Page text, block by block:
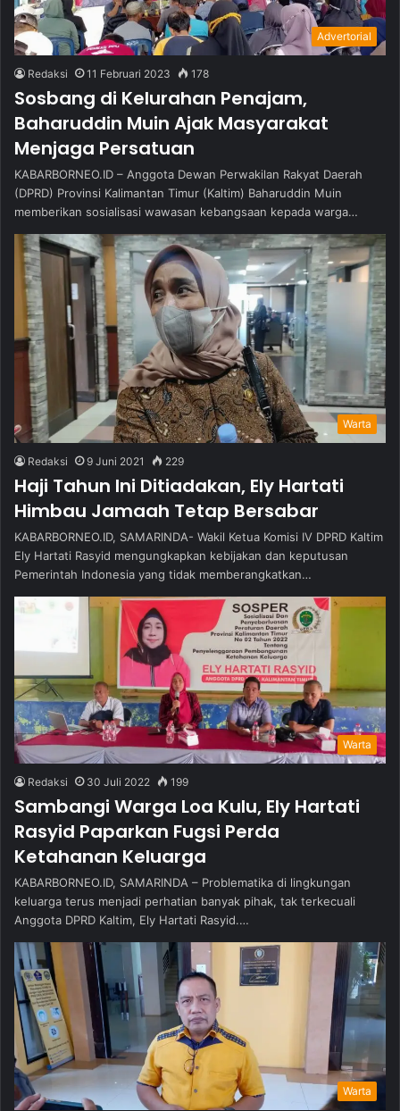
Advertorial
Redaksi 11 Februari 2023 178
Sosbang di Kelurahan Penajam,
Baharuddin Muin Ajak Masyarakat
Menjaga Persatuan
KABARBORNEO.ID – Anggota Dewan Perwakilan Rakyat Daerah
(DPRD) Provinsi Kalimantan Timur (Kaltim) Baharuddin Muin
memberikan sosialisasi wawasan kebangsaan kepada warga…
Warta
Redaksi 9 Juni 2021 229
Haji Tahun Ini Ditiadakan, Ely Hartati
Himbau Jamaah Tetap Bersabar
KABARBORNEO.ID, SAMARINDA- Wakil Ketua Komisi IV DPRD Kaltim
Ely Hartati Rasyid mengungkapkan kebijakan dan keputusan
Pemerintah Indonesia yang tidak memberangkatkan…
Warta
Redaksi 30 Juli 2022 199
Sambangi Warga Loa Kulu, Ely Hartati
Rasyid Paparkan Fugsi Perda
Ketahanan Keluarga
KABARBORNEO.ID, SAMARINDA – Problematika di lingkungan
keluarga terus menjadi perhatian banyak pihak, tak terkecuali
Anggota DPRD Kaltim, Ely Hartati Rasyid.…
Warta